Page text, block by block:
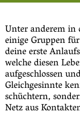
Unter anderem in
einige Gruppen
deine erste
welche diesen
aufgeschlossen
Gleichgesinnte
schüchtern,
Netz aus